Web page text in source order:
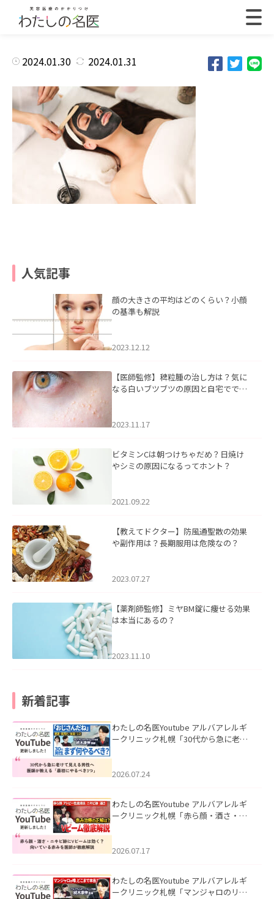
2024.01.30 2024.01.31
人気記事
顔の大きさの平均はどのくらい？小顔
の基準も解説
2023.12.12
【医師監修】稗粒腫の治し方は？気に
なる白いブツブツの原因と自宅ででき
2023.11.17
ビタミンCは朝つけちゃだめ？日焼け
やシミの原因になるってホント？
2021.09.22
【教えてドクター】防風通聖散の効果
や副作用は？長期服用は危険なの？
2023.07.27
【薬剤師監修】ミヤBM錠に痩せる効果
は本当にあるの？
2023.11.10
新着記事
わたしの名医Youtube アルバアレルギ
ークリニック札幌「30代から急に老け
た。
2026.07.24
わたしの名医Youtube アルバアレルギ
ークリニック札幌「赤ら顔・酒さ・ニ
した。
2026.07.17
わたしの名医Youtube アルバアレルギ
ークリニック札幌「マンジャロのリア